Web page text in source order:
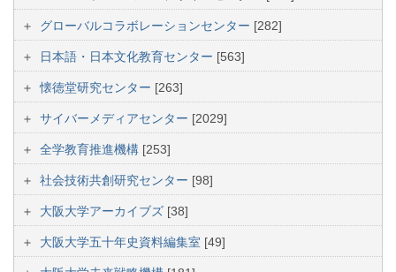
グローバルコラボレーションセンター [282]
日本語・日本文化教育センター [563]
懐徳堂研究センター [263]
サイバーメディアセンター [2029]
全学教育推進機構 [253]
社会技術共創研究センター [98]
大阪大学アーカイブズ [38]
大阪大学五十年史資料編集室 [49]